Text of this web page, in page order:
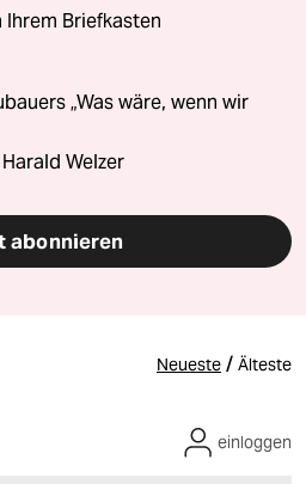
Briefkasten
„Was wäre, wenn wir
Welzer
abonnieren
Neueste / Älteste
einloggen